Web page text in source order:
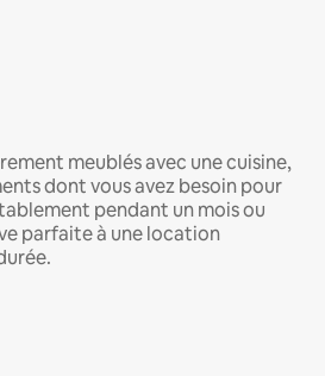
meublés avec une cuisine,
dont vous avez besoin pour
pendant un mois ou
parfaite à une location